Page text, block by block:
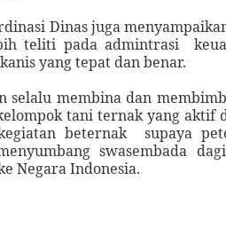
Dinas juga
teliti pada admintrasi
yang tepat dan benar.
selalu membina dan
tani ternak yang aktif
beternak supaya
swasembada
Negara Indonesia.